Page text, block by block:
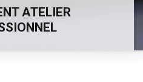
ATELIER